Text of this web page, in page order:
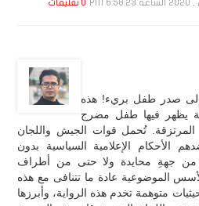
0 تعليقات
صدر طفل بريء! هذه
يظهر فيها طفل مضرج
تُحمل قوات الجيش واللجان
الأحكام الإعلامية السياسية بدون
من جهةِ محايدة ولا حتى من أطراف
الموضوعية عادة ما تتنافى مع هذه
متوهمة تخدم هذه الرواية، وأبرزها